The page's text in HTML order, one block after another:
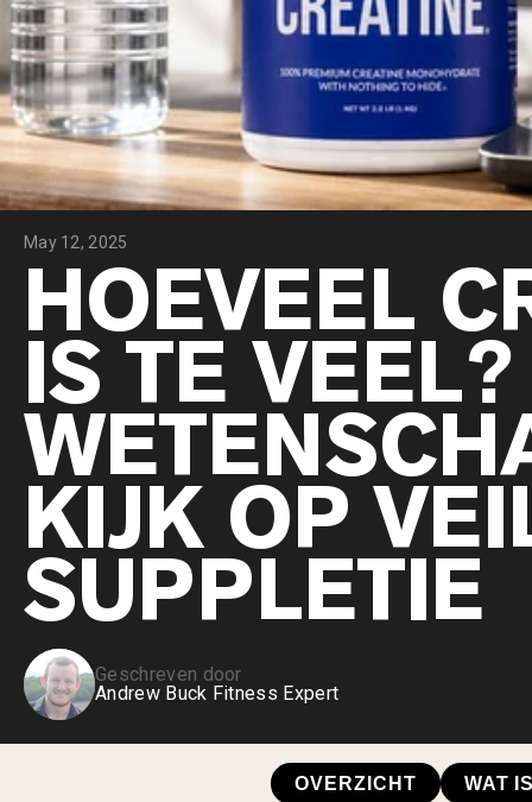
May 12, 2025
HOEVEEL
IS TE
KIJK OP
SUPPLETIE
Geschreven door
Andrew Buck Fitness Expert
OVERZICHT WAT